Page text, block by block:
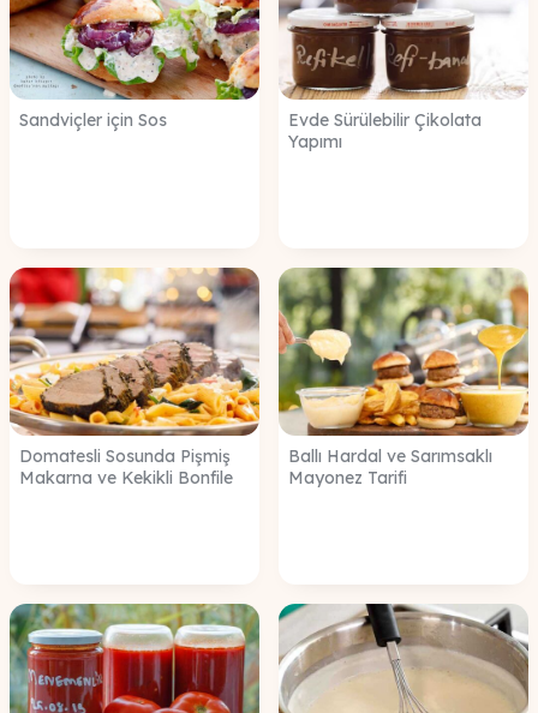
Sandviçler için Sos
Evde Sürülebilir Çikolata
Yapımı
Domatesli Sosunda Pişmiş
Makarna ve Kekikli Bonfile
Ballı Hardal ve Sarımsaklı
Mayonez Tarifi